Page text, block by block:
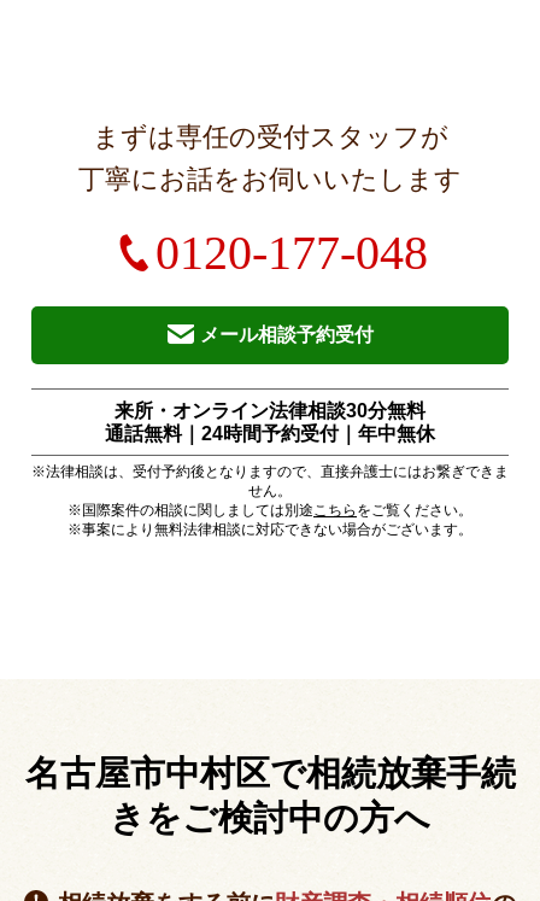
まずは専任の受付スタッフが
丁寧にお話をお伺いいたします
0120-177-048
メール相談予約受付
来所・オンライン法律相談30分無料
通話無料｜24時間予約受付｜ 年中無休
※法律相談は、受付予約後となりますので、直接弁護士にはお繋ぎできま
せん。
※国際案件の相談に関しましては別途こちら をご覧ください。
※事案により無料法律相談に対応できない場合がございます。
名古屋市中村区で相続放棄手続
きをご検討中の方へ